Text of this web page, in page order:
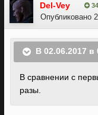
Del-Vey
Опубликовано
В 02.06.2017
В сравнении с
разы.